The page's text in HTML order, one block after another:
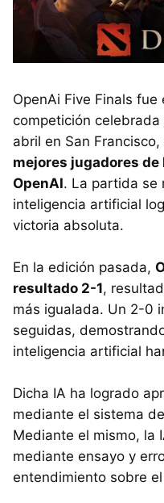
OpenAi Five Finals
competición
abril en San Francisco,
mejores jugadores de
OpenAI. La partida se
inteligencia artificial
victoria absoluta.
En la edición pasada,
resultado 2-1,
más igualada. Un 2-0
seguidas,
inteligencia artificial
Dicha IA ha logrado
mediante el sistema
Mediante el mismo, la
mediante ensayo y
entendimiento sobre